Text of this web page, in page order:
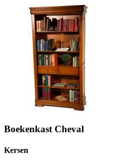
Boekenkast Cheval
Kersen